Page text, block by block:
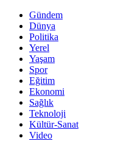
Gündem
Dünya
Politika
Yerel
Yaşam
Spor
Eğitim
Ekonomi
Sağlık
Teknoloji
Kültür-Sanat
Video